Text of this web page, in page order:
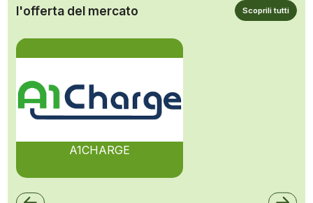
l'offerta del mercato Scoprili tutti
A1CHARGE